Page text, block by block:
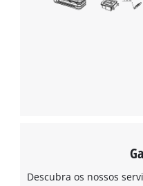
Descubra os nossos